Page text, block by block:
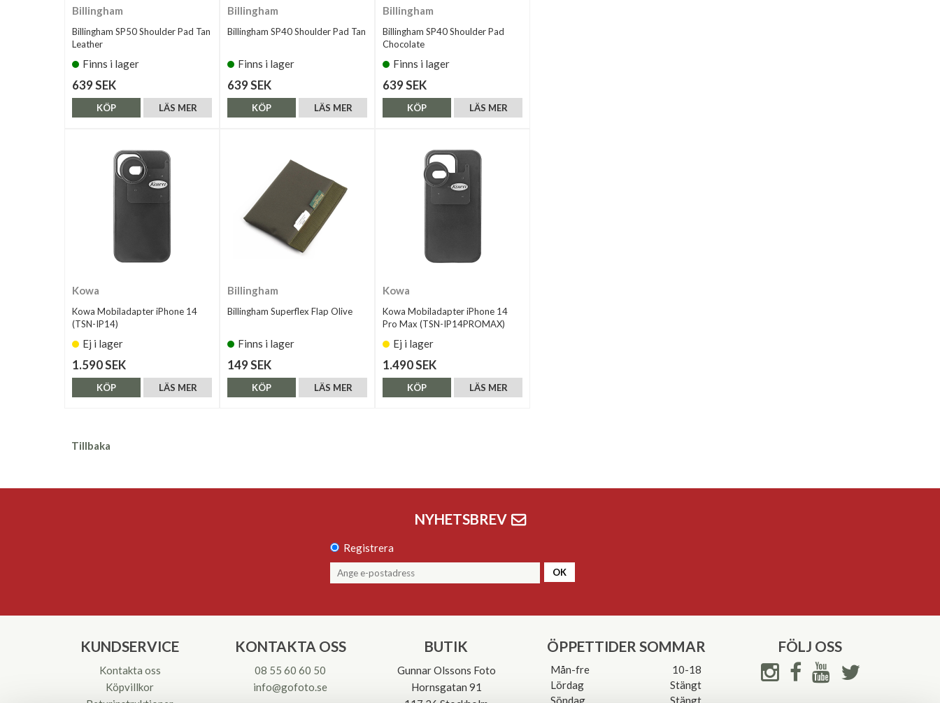
Billingham
Billingham SP50 Shoulder Pad Tan
Leather
Finns i lager
639 SEK
LÄS MER
KÖP
Billingham
Billingham SP40 Shoulder Pad Tan
Finns i lager
639 SEK
LÄS MER
KÖP
Billingham
Billingham SP40 Shoulder Pad
Chocolate
Finns i lager
639 SEK
LÄS MER
KÖP
Kowa
Kowa Mobiladapter iPhone 14
(TSN-IP14)
Ej i lager
1.590 SEK
LÄS MER
KÖP
Billingham
Billingham Superflex Flap Olive
Finns i lager
149 SEK
LÄS MER
KÖP
Kowa
Kowa Mobiladapter iPhone 14
Pro Max (TSN-IP14PROMAX)
Ej i lager
1.490 SEK
LÄS MER
KÖP
Tillbaka
NYHETSBREV
Registrera
OK
KUNDSERVICE
Kontakta oss
Köpvillkor
KONTAKTA OSS
08 55 60 60 50
info@gofoto.se
BUTIK
Gunnar Olssons Foto
Hornsgatan 91
ÖPPETTIDER SOMMAR
Mån-fre
10-18
Lördag
Stängt
Söndag
Stängt
FÖLJ OSS